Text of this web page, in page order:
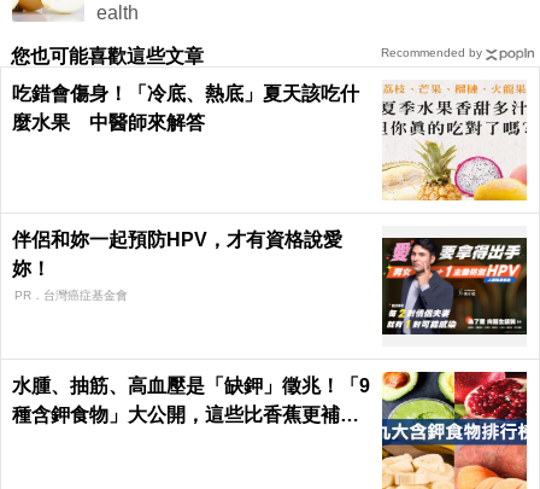
ealth
您也可能喜歡這些文章
吃錯會傷身！「冷底、熱底」夏天該吃什
麼水果 中醫師來解答
伴侶和妳一起預防HPV，才有資格說愛
妳！
PR．台灣癌症基金會
水腫、抽筋、高血壓是「缺鉀」徵兆！「9
種含鉀食物」大公開，這些比香蕉更補鉀
Recommended by